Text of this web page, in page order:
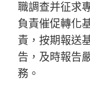
職調查并征求
負責催促轉化
責，按期報送
告，及時報告
務。